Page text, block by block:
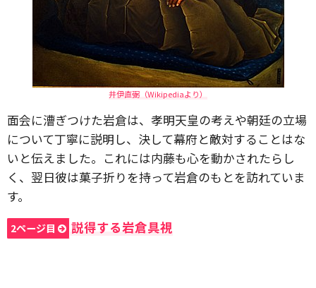
井伊直弼（Wikipediaより）
面会に漕ぎつけた岩倉は、孝明天皇の考えや朝廷の立場
について丁寧に説明し、決して幕府と敵対することはな
いと伝えました。これには内藤も心を動かされたらし
く、翌日彼は菓子折りを持って岩倉のもとを訪れていま
す。
2ページ目 説得する岩倉具視